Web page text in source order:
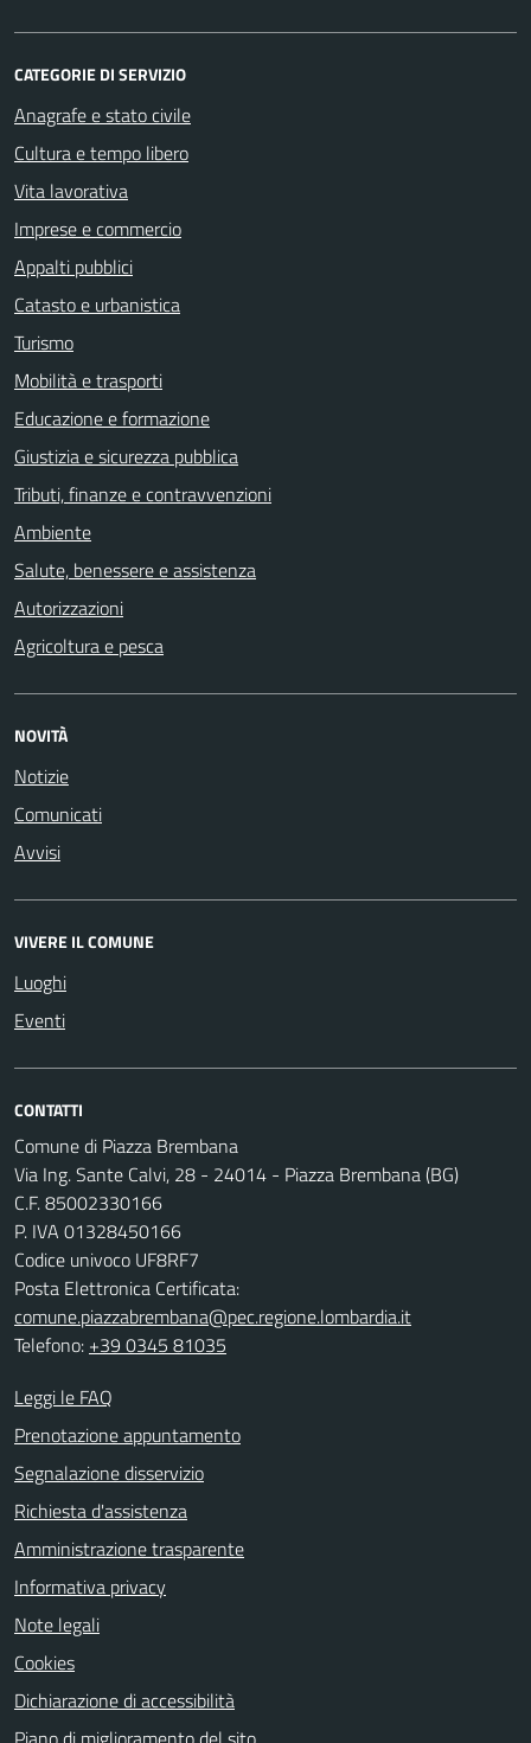
CATEGORIE DI SERVIZIO
Anagrafe e stato civile
Cultura e tempo libero
Vita lavorativa
Imprese e commercio
Appalti pubblici
Catasto e urbanistica
Turismo
Mobilità e trasporti
Educazione e formazione
Giustizia e sicurezza pubblica
Tributi, finanze e contravvenzioni
Ambiente
Salute, benessere e assistenza
Autorizzazioni
Agricoltura e pesca
NOVITÀ
Notizie
Comunicati
Avvisi
VIVERE IL COMUNE
Luoghi
Eventi
CONTATTI
Comune di Piazza Brembana
Via Ing. Sante Calvi, 28 - 24014 - Piazza Brembana (BG)
C.F. 85002330166
P. IVA 01328450166
Codice univoco UF8RF7
Posta Elettronica Certificata:
comune.piazzabrembana@pec.regione.lombardia.it
Telefono: +39 0345 81035
Leggi le FAQ
Prenotazione appuntamento
Segnalazione disservizio
Richiesta d'assistenza
Amministrazione trasparente
Informativa privacy
Note legali
Cookies
Dichiarazione di accessibilità